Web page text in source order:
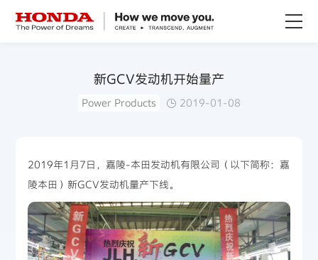
赛事运动
新GCV发动机开始量产
Power Products 2019-01-08
2019年1月7日，嘉陵-本田发动机有限公司（以下简称：嘉
陵本田）新GCV发动机量产下线。